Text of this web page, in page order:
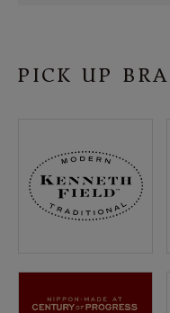
特定商取引法について
お問い合わせ
OFFICIAL WEB SITE
PICK UP